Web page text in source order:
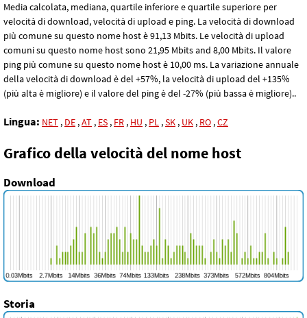
Media calcolata, mediana, quartile inferiore e quartile superiore per
velocità di download, velocità di upload e ping. La velocità di download
più comune su questo nome host è 91,13 Mbits. Le velocità di upload
comuni su questo nome host sono 21,95 Mbits and 8,00 Mbits. Il valore
ping più comune su questo nome host è 10,00 ms. La variazione annuale
della velocità di download è del +57%, la velocità di upload del +135%
(più alta è migliore) e il valore del ping è del -27% (più bassa è migliore)..
Lingua: NET , DE ,AT , ES , FR , HU , PL ,SK , UK , RO ,CZ
Grafico della velocità del nome host
Download
Storia